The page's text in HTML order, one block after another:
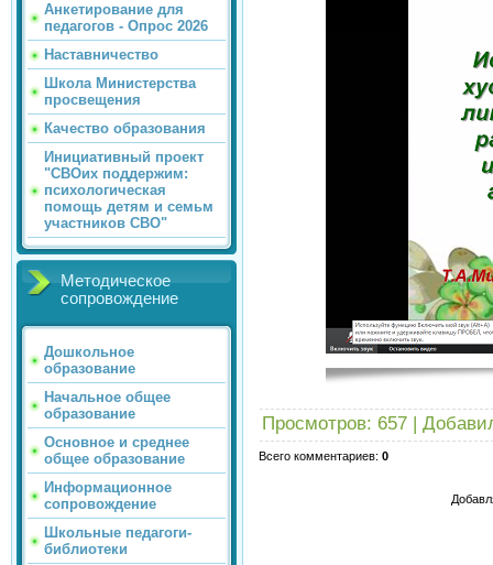
Анкетирование для
педагогов - Опрос 2026
Наставничество
Школа Министерства
просвещения
Качество образования
Инициативный проект
"СВОих поддержим:
психологическая
помощь детям и семьм
участников СВО"
Методическое
сопровождение
Дошкольное
образование
Начальное общее
образование
Основное и среднее
общее образование
Информационное
сопровождение
Школьные педагоги-
библиотеки
Просмотров: 657 |
Всего комментариев: 0